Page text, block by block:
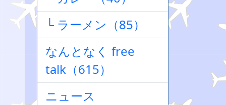
└ ラーメン（85）
なんとなく free
talk（615）
ニュース